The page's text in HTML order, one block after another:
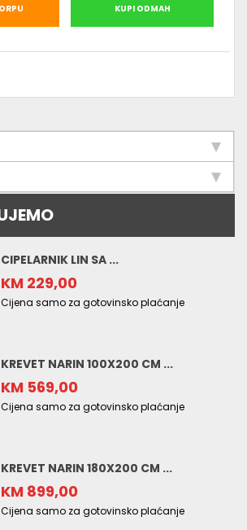
KUPI ODMAH
CIPELARNIK LIN SA ...
KM 229,00
Cijena samo za gotovinsko plaćanje
KREVET NARIN 100X200 CM ...
KM 569,00
Cijena samo za gotovinsko plaćanje
KREVET NARIN 180X200 CM ...
KM 899,00
Cijena samo za gotovinsko plaćanje